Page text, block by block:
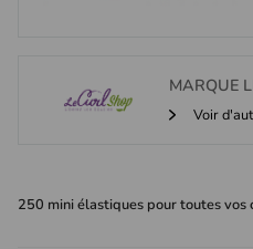
MARQUE
Voir
250 mini élastiques pour toutes vos